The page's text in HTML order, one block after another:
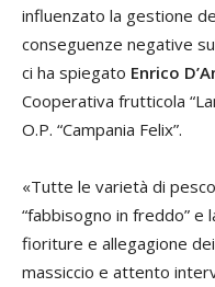
influenzato la gestione
conseguenze negative
ci ha spiegato Enrico
Cooperativa frutticola
O.P. “Campania Felix”.
«Tutte le varietà di
“fabbisogno in freddo”
fioriture e allegagione
massiccio e attento